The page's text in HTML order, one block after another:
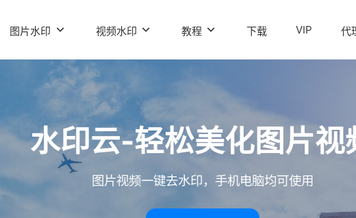
图片水印 视频水印 教程 下载 VIP 代
水印云-轻松美化图片视
图片视频一键去水印，手机电脑均可使用